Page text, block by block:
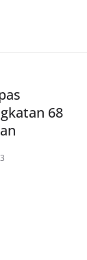
68